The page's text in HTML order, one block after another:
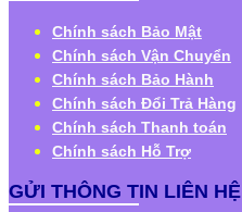
Chính sách Bảo Mật
Chính sách Vận Chuyển
Chính sách Bảo Hành
Chính sách Đổi Trả Hàng
Chính sách Thanh toán
Chính sách Hỗ Trợ
GỬI THÔNG TIN LIÊN HỆ